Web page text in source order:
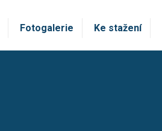
Fotogalerie Ke stažení